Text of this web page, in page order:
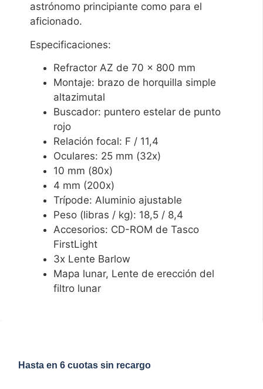
astrónomo principiante como para el
aficionado.
Especificaciones:
Refractor AZ de 70 x 800 mm
Montaje: brazo de horquilla simple
altazimutal
Buscador: puntero estelar de punto
rojo
Relación focal: F / 11,4
Oculares: 25 mm (32x)
10 mm (80x)
4 mm (200x)
Trípode: Aluminio ajustable
Peso (libras / kg): 18,5 / 8,4
Accesorios: CD-ROM de Tasco
FirstLight
3x Lente Barlow
Mapa lunar, Lente de erección del
filtro lunar
Hasta en 6 cuotas sin recargo